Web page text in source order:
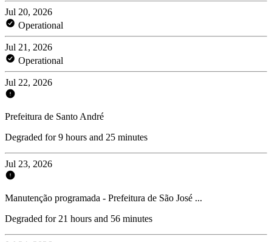
Jul 20, 2026
Operational
Jul 21, 2026
Operational
Jul 22, 2026
Prefeitura de Santo André
Degraded for 9 hours and 25 minutes
Jul 23, 2026
Manutenção programada - Prefeitura de São José ...
Degraded for 21 hours and 56 minutes